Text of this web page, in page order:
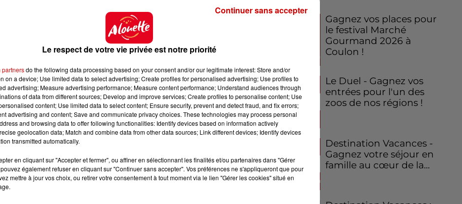
Gagnez vos places pour
le festival Marché
Gourmand 2026 à
Coulon !
Le Duel - Gagnez vos
entrées pour l'un des
zoos de nos régions !
Destination Vacances -
Gagnez votre séjour en
famille au cœur de la...
Le respect de votre vie privée est notre priorité
partnersdo the following data processing based on your consent and/or our legitimate interest: Store and/or
on a device; Use limited data to select advertising; Create profiles for personalised advertising; Use profiles to
advertising; Measure advertising performance; Measure content performance; Understand audiences through
of data from different sources; Develop and improve services; Create profiles to personalise content; Use
content; Use limited data to select content; Ensure security, prevent and detect fraud, and fix errors;
advertising and content; Save and communicate privacy choices. These technologies may process personal
and browsing data to offer following functionalities: Identify devices based on information actively
geolocation data; Match and combine data from other data sources; Link different devices; Identify devices
transmitted automatically.
en cliquant sur "Accepter et fermer", ou affiner en sélectionnant les finalités et/ou partenaires dans "Gérer
également refuser en cliquant sur "Continuer sans accepter". Vos préférences ne s'appliqueront que pour
mettre à jour vos choix, ou retirer votre consentement à tout moment via le lien "Gérer les cookies" situé en
Continuer sans accepter